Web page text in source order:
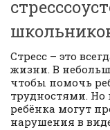
Стресс – это
жизни. В
чтобы помочь
трудностями. Но
ребёнка могут
нарушения в